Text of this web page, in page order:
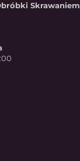
Skrawaniem